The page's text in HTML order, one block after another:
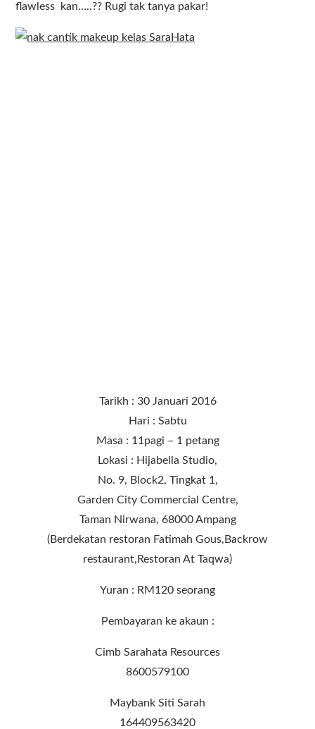
flawless kan…..?? Rugi tak tanya pakar!
Tarikh : 30 Januari 2016
Hari : Sabtu
Masa : 11pagi – 1 petang
Lokasi : Hijabella Studio,
No. 9, Block2, Tingkat 1,
Garden City Commercial Centre,
Taman Nirwana, 68000 Ampang
(Berdekatan restoran Fatimah Gous,Backrow
restaurant,Restoran At Taqwa)
Yuran : RM120 seorang
Pembayaran ke akaun :
Cimb Sarahata Resources
8600579100
Maybank Siti Sarah
164409563420